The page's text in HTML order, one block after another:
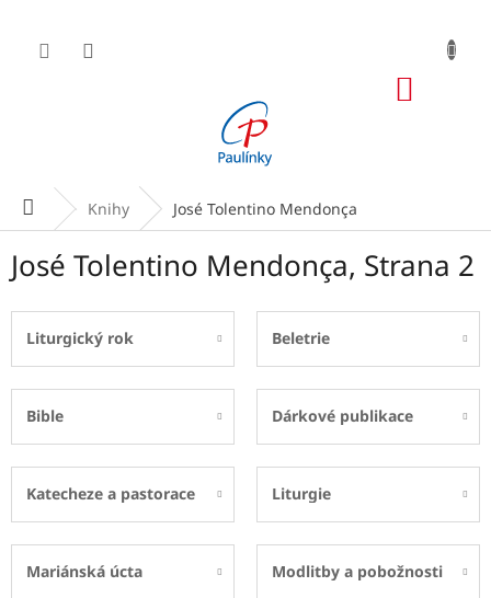
obsah
Domů Knihy José Tolentino Mendonça
José Tolentino Mendonça, Strana 2
Liturgický rok Beletrie
Bible Dárkové publikace
Katecheze a pastorace Liturgie
Mariánská úcta Modlitby a pobožnosti